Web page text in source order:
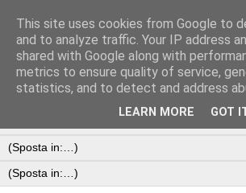
This site uses cookies from Google to
and to analyze traffic. Your IP address
shared with Google along with
metrics to ensure quality of service,
statistics, and to detect and address
LEARN MORE GOT